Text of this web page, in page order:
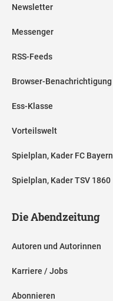
Newsletter
Messenger
RSS-Feeds
Browser-Benachrichtigung
Ess-Klasse
Vorteilswelt
Spielplan, Kader FC Bayern
Spielplan, Kader TSV 1860
Die Abendzeitung
Autoren und Autorinnen
Karriere / Jobs
Abonnieren